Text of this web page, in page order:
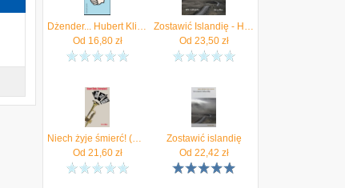
Dżender... Hubert Klimko-Dobrzaniecki
Od 16,80zł
Zostawić Islandię - Hubert Klimko-Dobrzaniecki [AUDIOBOOK]
Od 23,50zł
Niech żyje śmierć! (EPUB)
Od 21,60zł
Zostawić islandię
Od 22,42 zł